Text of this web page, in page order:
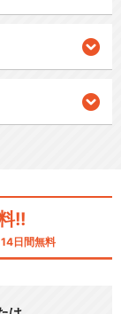
!!
日間無料